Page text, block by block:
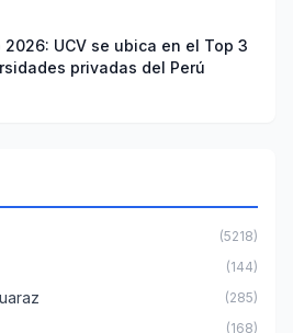
2026: UCV se ubica en el Top 3
privadas del Perú
(5218)
(144)
(285)
(168)